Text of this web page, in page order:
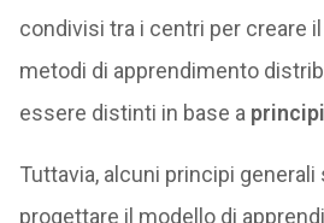
condivisi tra i centri per creare
metodi di apprendimento
essere distinti in base a
Tuttavia, alcuni principi
progettare il modello di